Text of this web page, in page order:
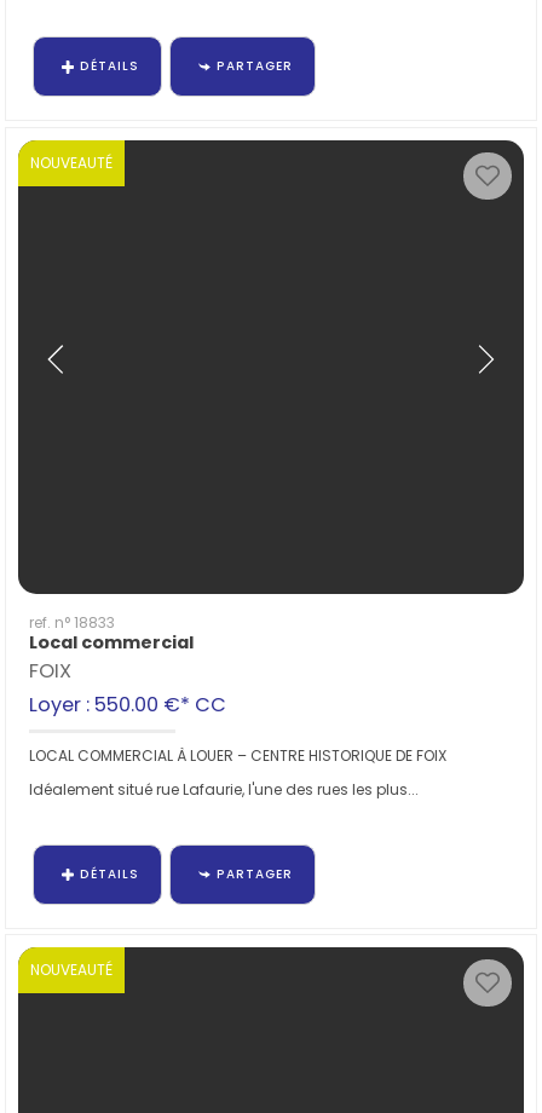
DÉTAILS PARTAGER
NOUVEAUTÉ
ref. n° 18833
Local commercial
FOIX
Loyer : 550.00 €* CC
LOCAL COMMERCIAL À LOUER – CENTRE HISTORIQUE DE FOIX
Idéalement situé rue Lafaurie, l'une des rues les plus...
DÉTAILS PARTAGER
NOUVEAUTÉ